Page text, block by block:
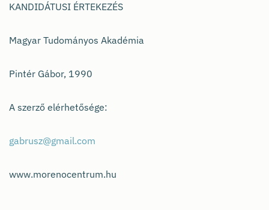
KANDIDÁTUSI ÉRTEKEZÉS
Magyar Tudományos Akadémia
Pintér Gábor, 1990
A szerző elérhetősége:
gabrusz@gmail.com
www.morenocentrum.hu